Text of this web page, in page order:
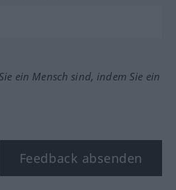
ein Mensch sind, indem Sie ein
Feedback absenden